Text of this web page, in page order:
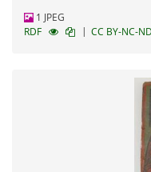
1 JPEG
RDF
| CC BY-NC-